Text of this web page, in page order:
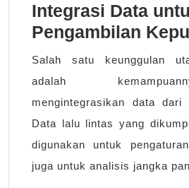
Integrasi Data
Pengambilan
Salah satu keunggulan
adalah
mengintegrasikan data dari
Data lalu lintas yang
digunakan untuk
juga untuk analisis jangka